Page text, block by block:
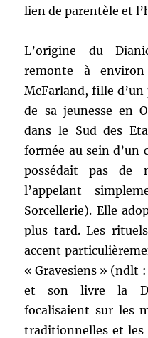
lien de parentèle et
L’origine du
remonte à
McFarland, fille d’un
de sa jeunesse en
dans le Sud des
formée au sein d’un
possédait pas de
l’appelant
Sorcellerie). Elle
plus tard. Les
accent
« Gravesiens » (ndlt
et son livre la
focalisaient sur les
traditionnelles et les